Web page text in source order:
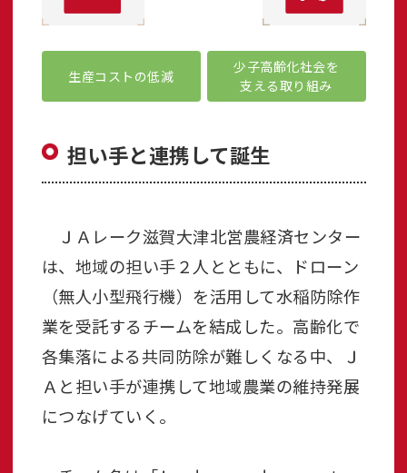
生産コストの低減
少子高齢化社会を
支える取り組み
担い手と連携して誕生
ＪＡレーク滋賀大津北営農経済センター
は、地域の担い手２人とともに、ドローン
（無人小型飛行機）を活用して水稲防除作
業を受託するチームを結成した。高齢化で
各集落による共同防除が難しくなる中、Ｊ
Ａと担い手が連携して地域農業の維持発展
につなげていく。